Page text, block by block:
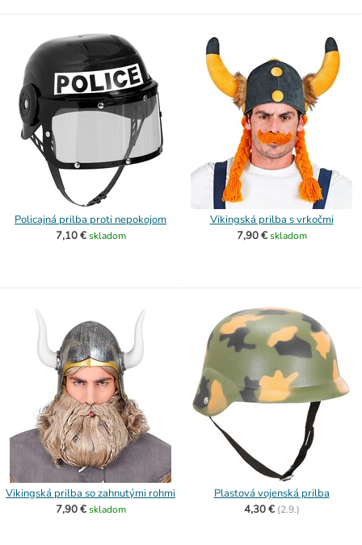
Policajná prilba proti nepokojom
7,10 € skladom
Vikingská prilba s vrkočmi
7,90 € skladom
Vikingská prilba so zahnutými rohmi
7,90 € skladom
Plastová vojenská prilba
4,30 € (2.9.)